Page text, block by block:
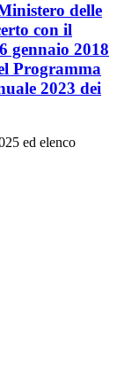
delle
con il
gennaio 2018
Programma
2023 dei
ed elenco